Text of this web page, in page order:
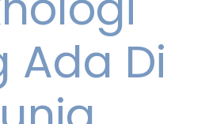
Ada Di